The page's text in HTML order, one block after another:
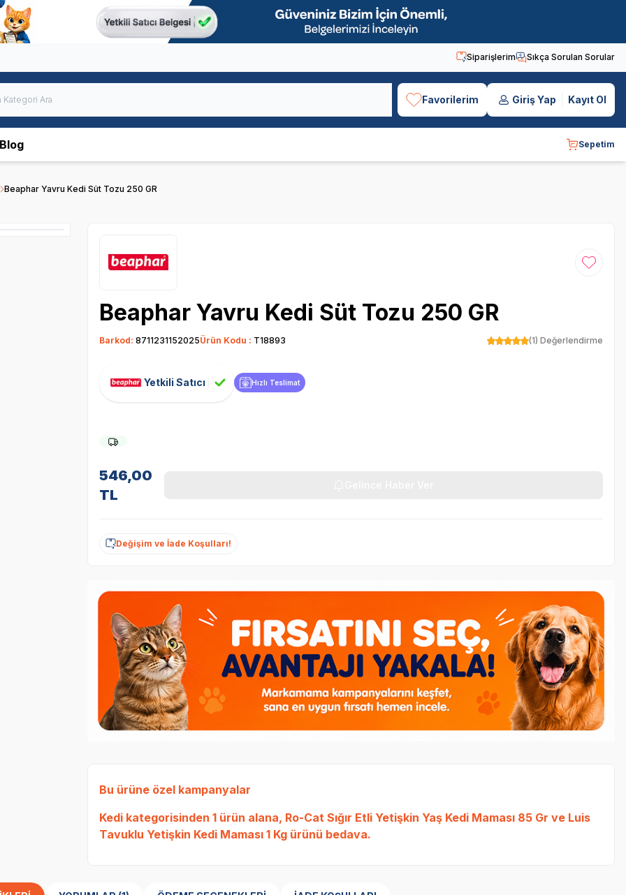
Siparişlerim Sıkça Sorulan Sorular
Favorilerim Giriş Yap Kayıt Ol
Blog Sepetim
Beaphar Yavru Kedi Süt Tozu 250 GR
Favoriye
Beaphar Yavru Kedi Süt Tozu 250 GR
Barkod: 8711231152025Ürün Kodu : T18893 (1) Değerlendirme
Yetkili Satıcı Hızlı Teslimat
546,00
TL
Değişim ve İade Koşulları!
Bu ürüne özel kampanyalar
Kedikategorisinden 1 ürün alana, Ro-Cat Sığır Etli Yetişkin Yaş Kedi Maması 85 Gr ve Luis
Tavuklu Yetişkin Kedi Maması 1 Kgürünü bedava.